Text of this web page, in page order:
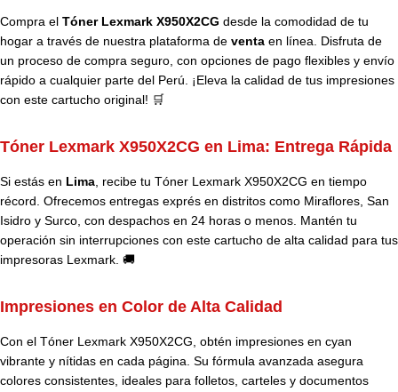
Compra el Tóner Lexmark X950X2CG desde la comodidad de tu
hogar a través de nuestra plataforma de venta en línea. Disfruta de
un proceso de compra seguro, con opciones de pago flexibles y envío
rápido a cualquier parte del Perú. ¡Eleva la calidad de tus impresiones
con este cartucho original! 🛒
Tóner Lexmark X950X2CG en Lima: Entrega Rápida
Si estás en Lima, recibe tu Tóner Lexmark X950X2CG en tiempo
récord. Ofrecemos entregas exprés en distritos como Miraflores, San
Isidro y Surco, con despachos en 24 horas o menos. Mantén tu
operación sin interrupciones con este cartucho de alta calidad para tus
impresoras Lexmark. 🚚
Impresiones en Color de Alta Calidad
Con el Tóner Lexmark X950X2CG, obtén impresiones en cyan
vibrante y nítidas en cada página. Su fórmula avanzada asegura
colores consistentes, ideales para folletos, carteles y documentos